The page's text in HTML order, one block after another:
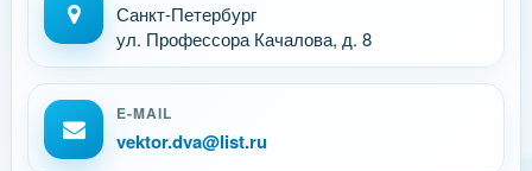
Санкт-Петербург
ул. Профессора Качалова, д. 8
E-MAIL
vektor.dva@list.ru